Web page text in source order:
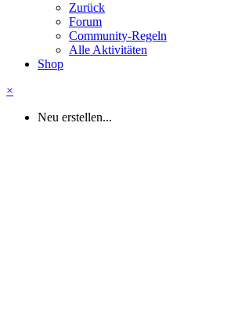
Zurück
Forum
Community-Regeln
Alle Aktivitäten
Shop
×
Neu erstellen...